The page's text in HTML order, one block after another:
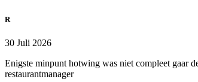
R
30 Juli 2026
Enigste minpunt hotwing was niet compleet gaar
restaurantmanager